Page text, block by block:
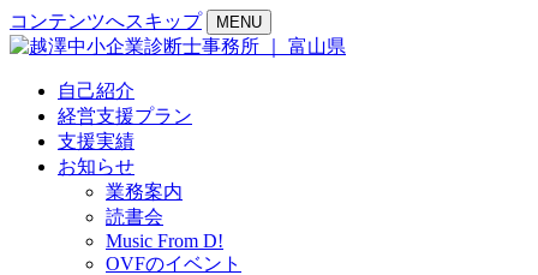
コンテンツへスキップ MENU
自己紹介
経営支援プラン
支援実績
お知らせ
業務案内
読書会
Music From D!
OVFのイベント